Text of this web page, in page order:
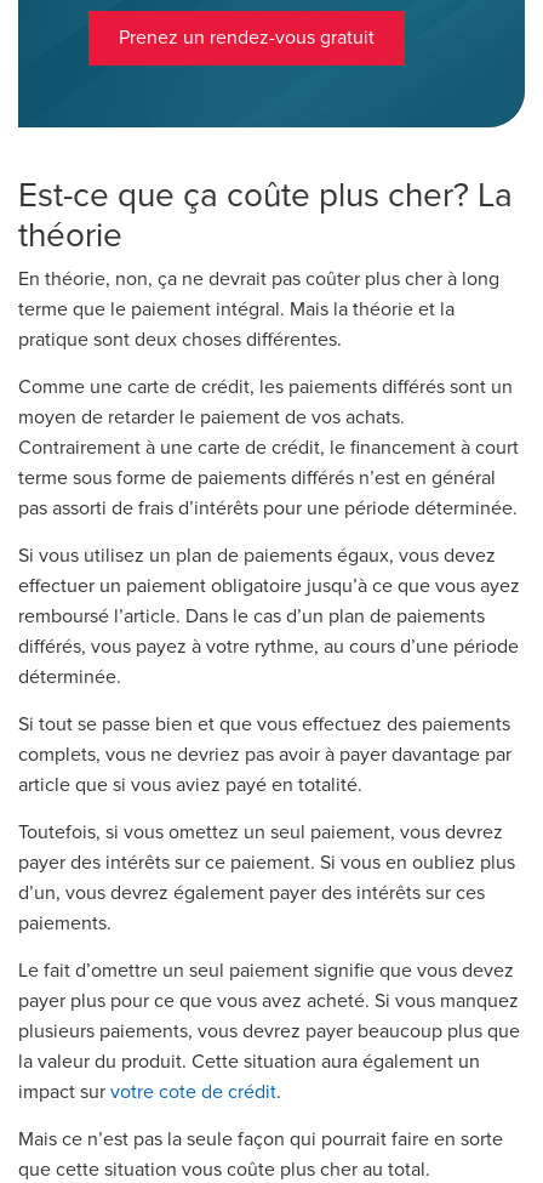
Prenez un rendez-vous gratuit
Est-ce que ça coûte plus cher? La
théorie
En théorie, non, ça ne devrait pas coûter plus cher à long
terme que le paiement intégral. Mais la théorie et la
pratique sont deux choses différentes.
Comme une carte de crédit, les paiements différés sont un
moyen de retarder le paiement de vos achats.
Contrairement à une carte de crédit, le financement à court
terme sous forme de paiements différés n’est en général
pas assorti de frais d’intérêts pour une période déterminée.
Si vous utilisez un plan de paiements égaux, vous devez
effectuer un paiement obligatoire jusqu’à ce que vous ayez
remboursé l’article. Dans le cas d’un plan de paiements
différés, vous payez à votre rythme, au cours d’une période
déterminée.
Si tout se passe bien et que vous effectuez des paiements
complets, vous ne devriez pas avoir à payer davantage par
article que si vous aviez payé en totalité.
Toutefois, si vous omettez un seul paiement, vous devrez
payer des intérêts sur ce paiement. Si vous en oubliez plus
d’un, vous devrez également payer des intérêts sur ces
paiements.
Le fait d’omettre un seul paiement signifie que vous devez
payer plus pour ce que vous avez acheté. Si vous manquez
plusieurs paiements, vous devrez payer beaucoup plus que
la valeur du produit. Cette situation aura également un
impact sur votre cote de crédit.
Mais ce n’est pas la seule façon qui pourrait faire en sorte
que cette situation vous coûte plus cher au total.